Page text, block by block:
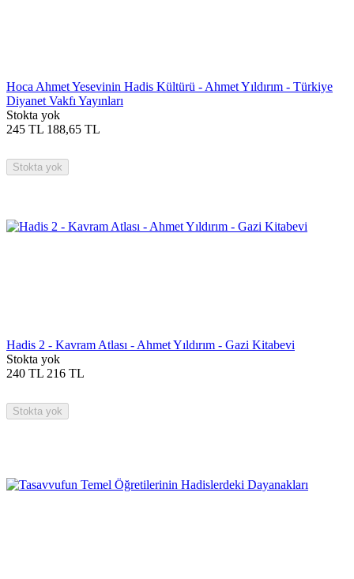
Hoca Ahmet Yesevinin Hadis Kültürü - Ahmet Yıldırım - Türkiye
Diyanet Vakfı Yayınları
Stokta yok
245 TL 188,65 TL
Stokta yok
Hadis 2 - Kavram Atlası - Ahmet Yıldırım - Gazi Kitabevi
Stokta yok
240 TL 216 TL
Stokta yok